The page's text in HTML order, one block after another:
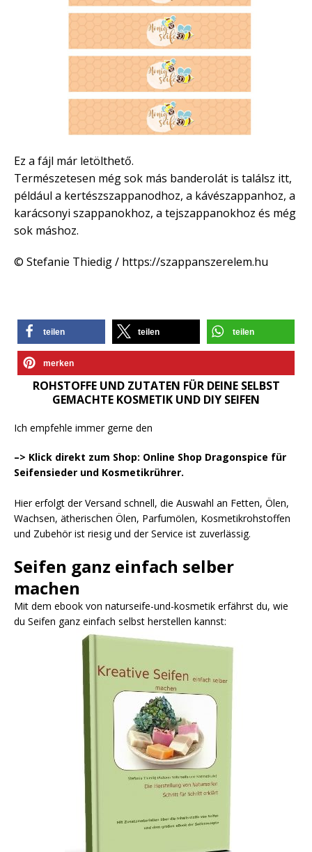
Ez a fájl már letölthető.
Természetesen még sok más banderolát is találsz itt,
például a kertészszappanodhoz, a kávészappanhoz, a
karácsonyi szappanokhoz, a tejszappanokhoz és még
sok máshoz.
© Stefanie Thiedig / https://szappanszerelem.hu
teilen teilen teilen
merken
ROHSTOFFE UND ZUTATEN FÜR DEINE SELBST
GEMACHTE KOSMETIK UND DIY SEIFEN
Ich empfehle immer gerne den
–> Klick direkt zum Shop: Online Shop Dragonspice für
Seifensieder und Kosmetikrührer.
Hier erfolgt der Versand schnell, die Auswahl an Fetten, Ölen,
Wachsen, ätherischen Ölen, Parfumölen, Kosmetikrohstoffen
und Zubehör ist riesig und der Service ist zuverlässig.
Seifen ganz einfach selber
machen
Mit dem ebook von naturseife-und-kosmetik erfährst du, wie
du Seifen ganz einfach selbst herstellen kannst: